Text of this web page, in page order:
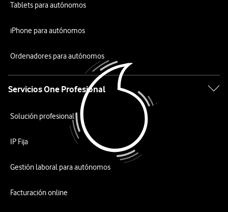
Tablets para autónomos
iPhone para autónomos
Ordenadores para autónomos
Servicios One Profesional
Solución profesional
IP Fija
Gestión laboral para autónomos
Facturación online